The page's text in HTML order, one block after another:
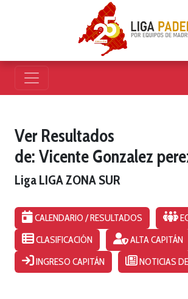
Ver Resultados
de: Vicente Gonzalez
Liga LIGA ZONA SUR
CALENDARIO / RESULTADOS
CLASIFICACIÓN
ALTA CAPITÁN
INGRESO CAPITÁN
NOTICIAS